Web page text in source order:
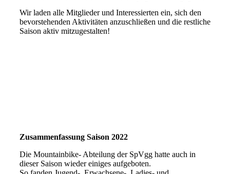
Wir laden alle Mitglieder und Interessierten ein, sich den
bevorstehenden Aktivitäten anzuschließen und die restliche
Saison aktiv mitzugestalten!
Zusammenfassung Saison 2022
Die Mountainbike- Abteilung der SpVgg hatte auch in
dieser Saison wieder einiges aufgeboten.